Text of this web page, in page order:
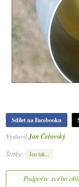
Sdílet na Facebooku
Vystavil Jan Čeřovský
Štítky:
Jen tak...
Podpořte svého